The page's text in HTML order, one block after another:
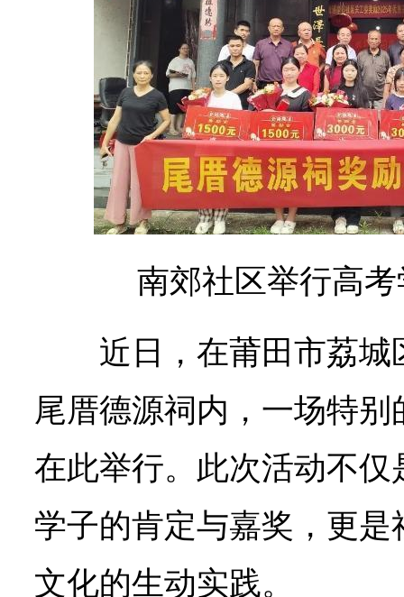
南郊社区举行高
近日，在莆田市荔
尾厝德源祠内，一场特
在此举行。此次活动不
学子的肯定与嘉奖，更
文化的生动实践。